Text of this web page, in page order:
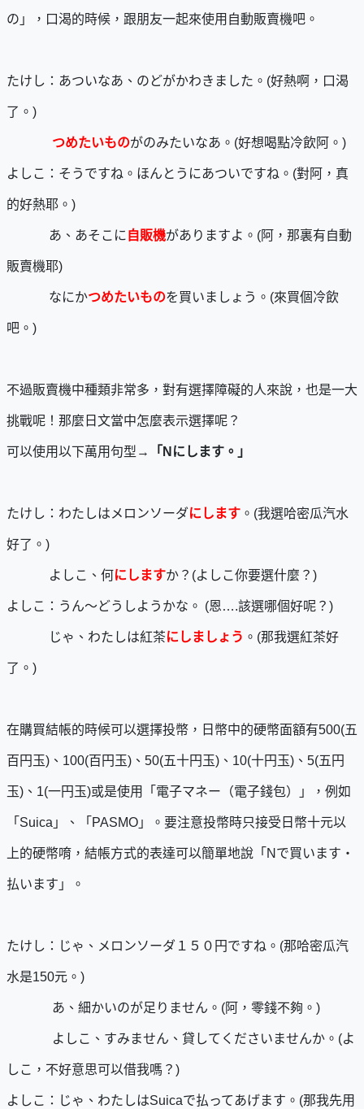
の」，口渴的時候，跟朋友一起來使用自動販賣機吧。
たけし：あついなあ、のどがかわきました。(好熱啊，口渴
了。)
つめたいものがのみたいなあ。(好想喝點冷飲阿。)
よしこ：そうですね。ほんとうにあついですね。(對阿，真
的好熱耶。)
あ、あそこに 自販機がありますよ。(阿，那裏有自動
販賣機耶)
なにかつめたいものを買いましょう。(來買個冷飲
吧。)
不過販賣機中種類非常多，對有選擇障礙的人來說，也是一大
挑戰呢！那麼日文當中怎麼表示選擇呢？
可以使用以下萬用句型→ 「 N にします。」
たけし：わたしはメロンソーダにします 。(我選哈密瓜汽水
好了。)
よしこ、何にしますか？(よしこ你要選什麼？)
よしこ：うん～どうしようかな。 (恩….該選哪個好呢？)
じゃ、わたしは紅茶にしましょう 。(那我選紅茶好
了。)
在購買結帳的時候可以選擇投幣，日幣中的硬幣面額有500(五
百円玉)、100(百円玉)、50(五十円玉)、10(十円玉)、5(五円
玉)、1(一円玉)或是使用「電子マネー（電子錢包）」，例如
「Suica」、「PASMO」。要注意投幣時只接受日幣十元以
上的硬幣唷，結帳方式的表達可以簡單地說「Nで買います・
払います」。
たけし：じゃ、メロンソーダ１５０円ですね。(那哈密瓜汽
水是150元。)
あ、細かいのが足りません。(阿，零錢不夠。)
よしこ、すみません、貸してくださいませんか。(よ
しこ，不好意思可以借我嗎？)
よしこ：じゃ、わたしはSuicaで払ってあげます。(那我先用